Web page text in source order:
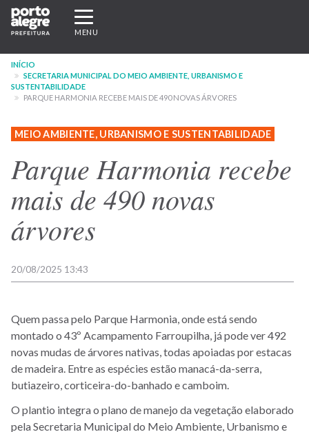
Pular
para
conteúdo
principal
Expandir/recolher
navegação
MENU
INÍCIO
SECRETARIA MUNICIPAL DO MEIO AMBIENTE, URBANISMO E
SUSTENTABILIDADE
PARQUE HARMONIA RECEBE MAIS DE 490 NOVAS ÁRVORES
MEIO AMBIENTE, URBANISMO E SUSTENTABILIDADE
Parque Harmonia recebe
mais de 490 novas
árvores
20/08/2025 13:43
Quem passa pelo Parque Harmonia, onde está sendo
montado o 43º Acampamento Farroupilha, já pode ver 492
novas mudas de árvores nativas, todas apoiadas por estacas
de madeira. Entre as espécies estão manacá-da-serra,
butiazeiro, corticeira-do-banhado e camboim.
O plantio integra o plano de manejo da vegetação elaborado
pela Secretaria Municipal do Meio Ambiente, Urbanismo e